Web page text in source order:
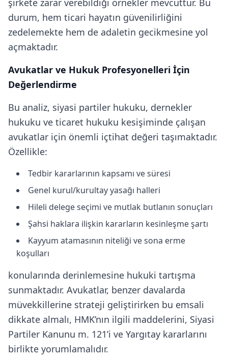
şirkete zarar verebildiği örnekler mevcuttur. Bu
durum, hem ticari hayatın güvenilirliğini
zedelemekte hem de adaletin gecikmesine yol
açmaktadır.
Avukatlar ve Hukuk Profesyonelleri İçin
Değerlendirme
Bu analiz, siyasi partiler hukuku, dernekler
hukuku ve ticaret hukuku kesişiminde çalışan
avukatlar için önemli içtihat değeri taşımaktadır.
Özellikle:
Tedbir kararlarının kapsamı ve süresi
Genel kurul/kurultay yasağı halleri
Hileli delege seçimi ve mutlak butlanın sonuçları
Şahsi haklara ilişkin kararların kesinleşme şartı
Kayyum atamasının niteliği ve sona erme
koşulları
konularında derinlemesine hukuki tartışma
sunmaktadır. Avukatlar, benzer davalarda
müvekkillerine strateji geliştirirken bu emsali
dikkate almalı, HMK’nın ilgili maddelerini, Siyasi
Partiler Kanunu m. 121’i ve Yargıtay kararlarını
birlikte yorumlamalıdır.